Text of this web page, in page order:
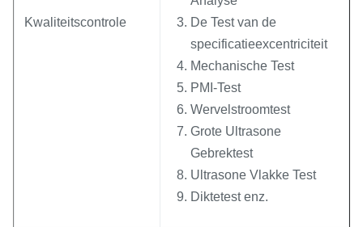
Kwaliteitscontrole
De Test van de
specificatieexcentriciteit
Mechanische Test
PMI-Test
Wervelstroomtest
Grote Ultrasone
Gebrektest
Ultrasone Vlakke Test
Diktetest enz.